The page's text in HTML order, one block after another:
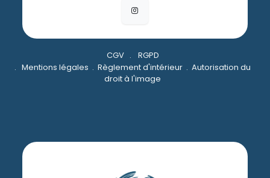
CGV.
RGPD
. Mentions légales . Règlement d'intérieur . Autorisation du
droit à l'image